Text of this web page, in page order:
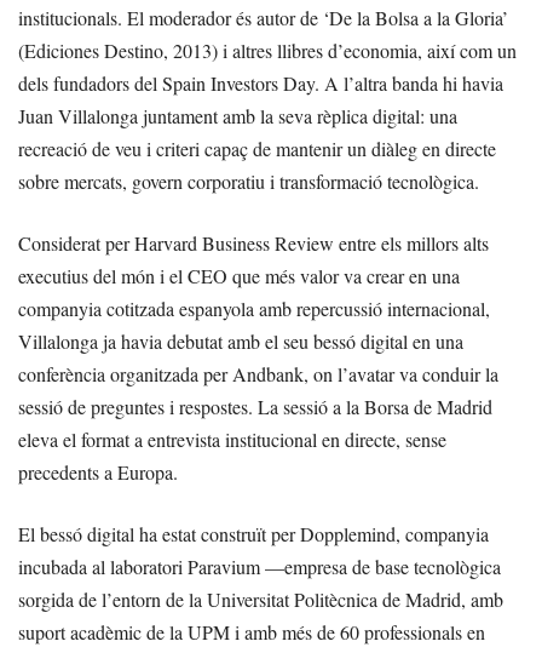
institucionals. El moderador és autor de ‘De la Bolsa a la Gloria’
(Ediciones Destino, 2013) i altres llibres d’economia, així com un
dels fundadors del Spain Investors Day. A l’altra banda hi havia
Juan Villalonga juntament amb la seva rèplica digital: una
recreació de veu i criteri capaç de mantenir un diàleg en directe
sobre mercats, govern corporatiu i transformació tecnològica.
Considerat per Harvard Business Review entre els millors alts
executius del món i el CEO que més valor va crear en una
companyia cotitzada espanyola amb repercussió internacional,
Villalonga ja havia debutat amb el seu bessó digital en una
conferència organitzada per Andbank, on l’avatar va conduir la
sessió de preguntes i respostes. La sessió a la Borsa de Madrid
eleva el format a entrevista institucional en directe, sense
precedents a Europa.
El bessó digital ha estat construït per Dopplemind, companyia
incubada al laboratori Paravium —empresa de base tecnològica
sorgida de l’entorn de la Universitat Politècnica de Madrid, amb
suport acadèmic de la UPM i amb més de 60 professionals en